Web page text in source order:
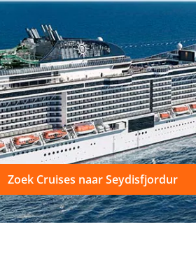
Zoek Cruises naar Seydisfjordur